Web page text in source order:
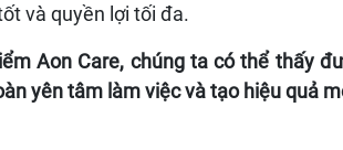
và quyền lợi tối đa.
Aon Care, chúng ta có thể thấy
yên tâm làm việc và tạo hiệu quả